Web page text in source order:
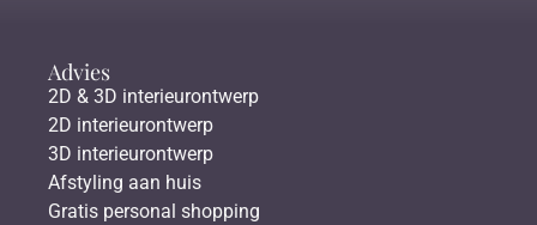
Advies
2D & 3D interieurontwerp
2D interieurontwerp
3D interieurontwerp
Afstyling aan huis
Gratis personal shopping